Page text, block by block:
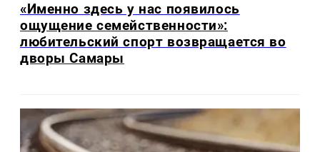
«Именно здесь у нас появилось
ощущение семейственности»:
любительский спорт возвращается во
дворы Самары